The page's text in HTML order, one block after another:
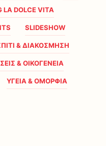
LA DOLCE VITA
SLIDESHOW
& ΔΙΑΚΟΣΜΗΣΗ
& ΟΙΚΟΓΕΝΕΙΑ
ΥΓΕΙΑ & ΟΜΟΡΦΙΑ